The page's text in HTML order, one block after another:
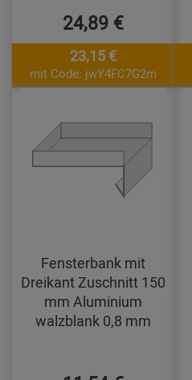
24,89 €
23,15 €
mit Code: jwY4FC7G2m
Fensterbank mit
Dreikant Zuschnitt 150
mm Aluminium
walzblank 0,8 mm